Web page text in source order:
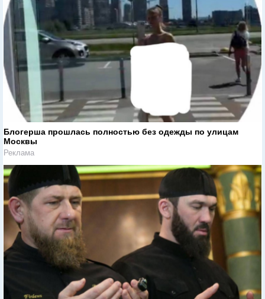
Блогерша прошлась полностью без одежды по улицам
Москвы
Реклама